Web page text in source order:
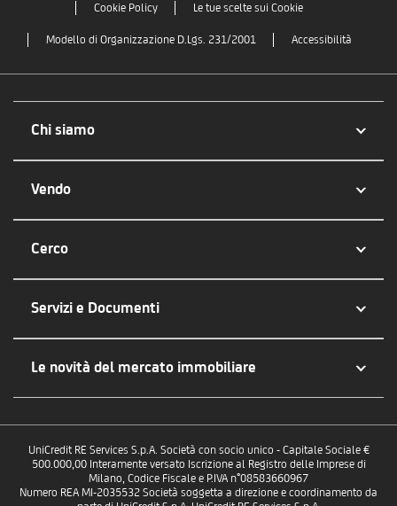
Cookie Policy Le tue scelte sui Cookie
Modello di Organizzazione D.Lgs. 231/2001 Accessibilità
Chi siamo
Vendo
Cerco
Servizi e Documenti
Le novità del mercato immobiliare
UniCredit RE Services S.p.A. Società con socio unico - Capitale Sociale €
500.000,00 Interamente versato Iscrizione al Registro delle Imprese di
Milano, Codice Fiscale e P.IVA n°08583660967
Numero REA MI-2035532 Società soggetta a direzione e coordinamento da